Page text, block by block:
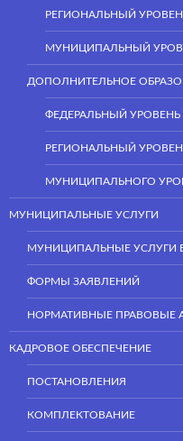
РЕГИОНАЛЬНЫЙ
МУНИЦИПАЛЬНЫЙ
ДОПОЛНИТЕЛЬНОЕ
ФЕДЕРАЛЬНЫЙ УРОВЕНЬ
РЕГИОНАЛЬНЫЙ
МУНИЦИПАЛЬНОГО
МУНИЦИПАЛЬНЫЕ УСЛУГИ
МУНИЦИПАЛЬНЫЕ УСЛУГИ
ФОРМЫ ЗАЯВЛЕНИЙ
НОРМАТИВНЫЕ ПРАВОВЫЕ
КАДРОВОЕ ОБЕСПЕЧЕНИЕ
ПОСТАНОВЛЕНИЯ
КОМПЛЕКТОВАНИЕ